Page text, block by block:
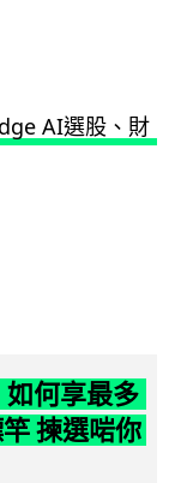
何享最多
揀選啱你